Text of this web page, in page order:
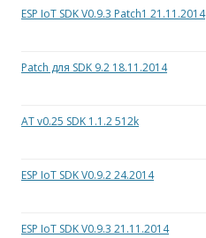
ESP IoT SDK V0.9.3 Patch1 21.11.2014
Patch для SDK 9.2 18.11.2014
AT v0.25 SDK 1.1.2 512k
ESP IoT SDK V0.9.2 24.2014
ESP IoT SDK V0.9.3 21.11.2014